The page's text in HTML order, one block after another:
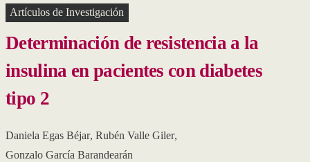
Artículos de Investigación
Determinación de resistencia a la
insulina en pacientes con diabetes
tipo 2
Daniela Egas Béjar, Rubén Valle Giler,
Gonzalo García Barandearán